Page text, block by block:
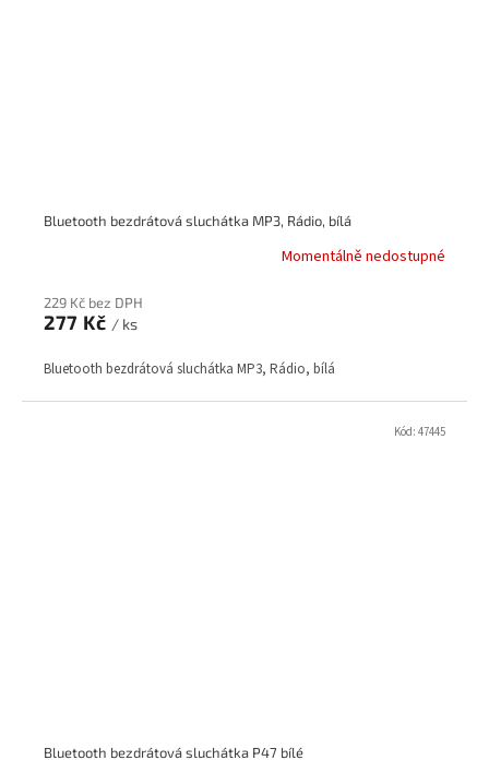
Bluetooth bezdrátová sluchátka MP3, Rádio, bílá
Momentálně nedostupné
229 Kč bez DPH
277 Kč / ks
Bluetooth bezdrátová sluchátka MP3, Rádio, bílá
Bluetooth bezdrátová sluchátka P47 bílé
Kód: 47445